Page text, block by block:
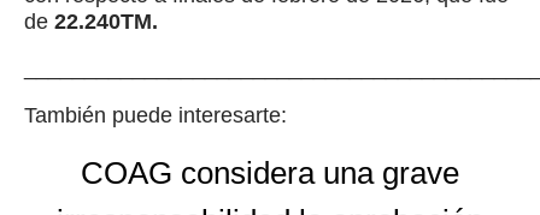
de 22.240TM.
También puede interesarte:
COAG considera una grave